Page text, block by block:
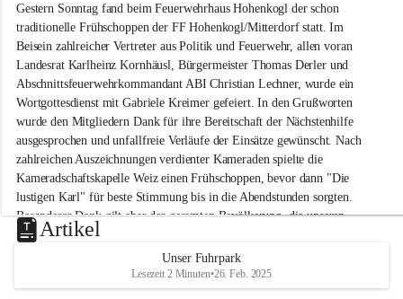
o
h
e
n
k
o
g
l
-
M
i
t
t
e
r
r
Gestern Sonntag fand beim Feuerwehrhaus Hohenkogl der schon
traditionelle Frühschoppen der FF Hohenkogl/Mitterdorf statt. Im
Beisein zahlreicher Vertreter aus Politik und Feuerwehr, allen voran
Landesrat Karlheinz Kornhäusl, Bürgermeister Thomas Derler und
Abschnittsfeuerwehrkommandant ABI Christian Lechner, wurde ein
Wortgottesdienst mit Gabriele Kreimer gefeiert. In den Grußworten
wurde den Mitgliedern Dank für ihre Bereitschaft der Nächstenhilfe
ausgesprochen und unfallfreie Verläufe der Einsätze gewünscht. Nach
zahlreichen Auszeichnungen verdienter Kameraden spielte die
Kameradschaftskapelle Weiz einen Frühschoppen, bevor dann "Die
lustigen Karl" für beste Stimmung bis in die Abendstunden sorgten.
Besonderer Dank gilt aber der gesamten Bevölkerung, die unseren
Frühschoppen trotz hochsommerlichen Temperaturen besuchte. Der
Reinerlös des Festes kommt natürlich wieder der Verbesserung der
Ausrüstung und somit der Einsatzbereitschaft der FF
Hohenkogl/Mitterdorf zugute!
Artikel
Unser Fuhrpark
Lesezeit 2 Minuten•26. Feb. 2025